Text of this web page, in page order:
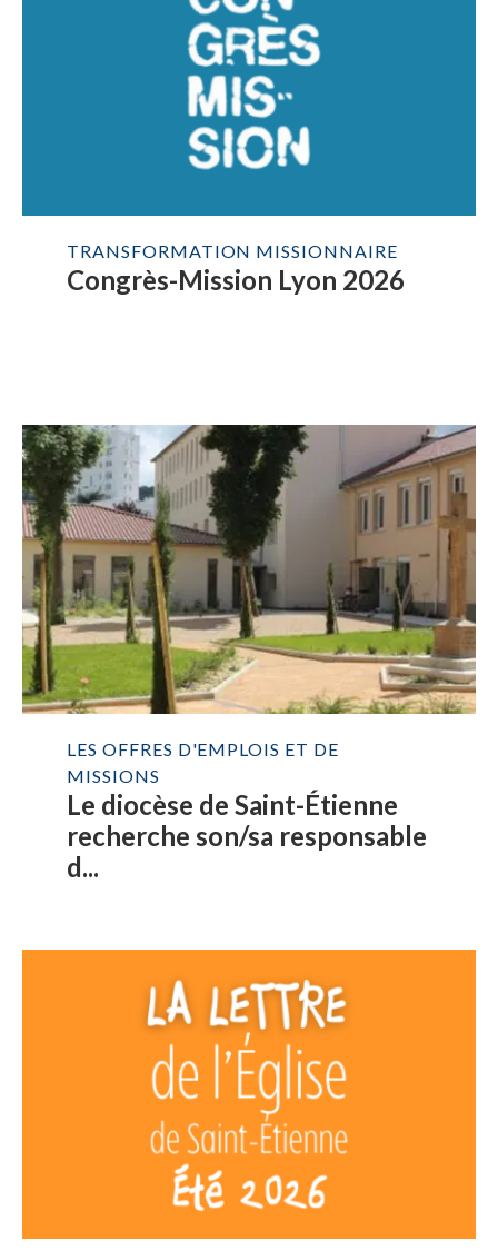
TRANSFORMATION MISSIONNAIRE
Congrès-Mission Lyon 2026
LES OFFRES D'EMPLOIS ET DE
MISSIONS
Le diocèse de Saint-Étienne
recherche son/sa responsable
d...